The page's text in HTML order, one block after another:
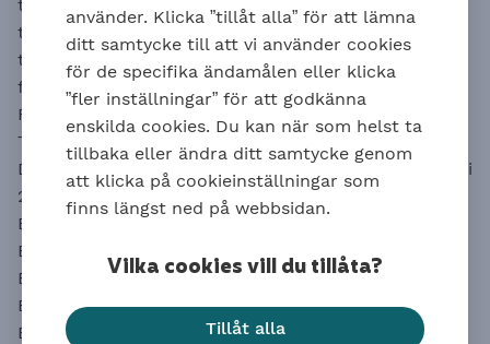
tjänstepension ITP, TGL, TFA och TRR försäkring för
tjänstemän. Undantag där de anställda omfattas av
tjänstepensionen Avtalspension SAF-LO och Afa-
försäkringarna för arbetare är avtalen:
Film, TV och Video
Talboksinläsare.
De medarbetaravtal som finns från och med 1 januari
2024 är:
Branschavtal Telekom
Branschavtal Energi
Branschavtal Spårtrafik
Branschavtal Fastigheter
Branschavtal Kommunikation
använder. Klicka ”tillåt alla” för att lämna
ditt samtycke till att vi använder cookies
för de specifika ändamålen eller klicka
”fler inställningar” för att godkänna
enskilda cookies. Du kan när som helst ta
tillbaka eller ändra ditt samtycke genom
att klicka på cookieinställningar som
finns längst ned på webbsidan.
Vilka cookies vill du tillåta?
Tillåt alla